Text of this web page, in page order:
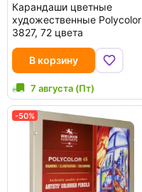
Карандаши цветные
художественные Polycolor
3827, 72 цвета
В корзину
7 августа (Пт)
-50%